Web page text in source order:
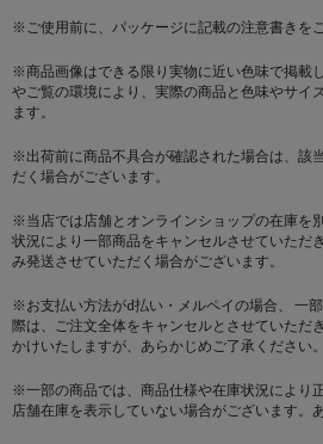
※ご使用前に、パッケージに記載の注意書きを
※商品画像はできる限り実物に近い色味で掲載
やご覧の環境により、実際の商品と色味やサイ
ます。
※出荷前に商品不具合が確認された場合は、該
だく場合がございます。
※当店では店舗とオンラインショップの在庫を
状況により一部商品をキャンセルさせていただ
み発送させていただく場合がございます。
※お支払い方法がd払い・メルペイの場合、 一
際は、ご注文全体をキャンセルとさせていただ
かけいたしますが、あらかじめご了承ください。
※一部の商品では、商品仕様や在庫状況により
店舗在庫を表示していない場合がございます。